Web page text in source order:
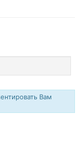
Вам